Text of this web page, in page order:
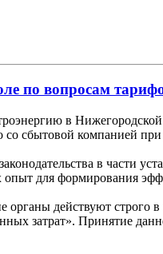
вопросам
в
сбытовой компанией
в части
для формирования
действуют строго
затрат». Принятие